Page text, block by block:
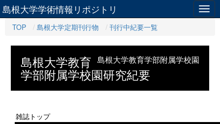
島根大学学術情報リポジトリ
TOP 島根大学定期刊行物 刊行中紀要一覧
島根大学教育学部附属学校園
島根大学教育
学部附属学校園研究紀要
雑誌トップ